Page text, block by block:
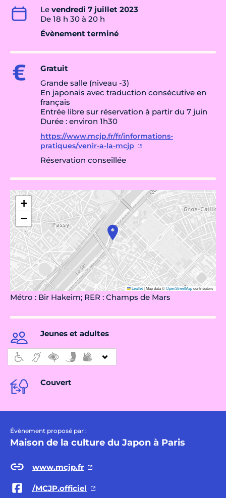
Le vendredi 7 juillet 2023
De 18 h 30 à 20 h
Évènement terminé
Gratuit
Grande salle (niveau -3)
En japonais avec traduction consécutive en
français
Entrée libre sur réservation à partir du 7 juin
Durée : environ 1h30
https://www.mcjp.fr/fr/informations-
pratiques/venir-a-la-mcjp
Réservation conseillée
+
−
Leaflet|Map data ©OpenStreetMapcontributors
Métro : Bir Hakeim; RER : Champs de Mars
Jeunes et adultes
Couvert
Évènement proposé par :
Maison de la culture du Japon à Paris
www.mcjp.fr
/MCJP.officiel